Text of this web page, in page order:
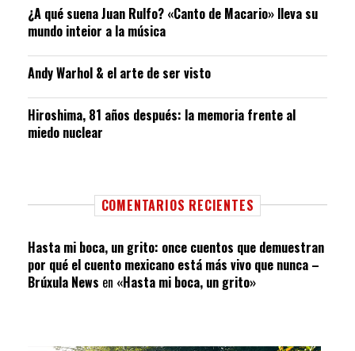
¿A qué suena Juan Rulfo? «Canto de Macario» lleva su
mundo inteior a la música
Andy Warhol & el arte de ser visto
Hiroshima, 81 años después: la memoria frente al
miedo nuclear
COMENTARIOS RECIENTES
Hasta mi boca, un grito: once cuentos que demuestran
por qué el cuento mexicano está más vivo que nunca –
Brúxula News en «Hasta mi boca, un grito»